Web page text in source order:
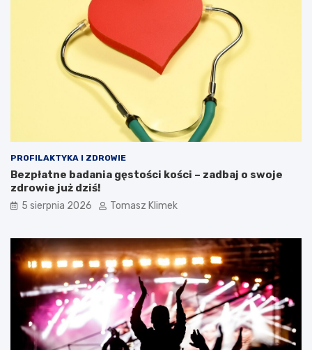
PROFILAKTYKA I ZDROWIE
Bezpłatne badania gęstości kości – zadbaj o swoje
zdrowie już dziś!
5 sierpnia 2026 Tomasz Klimek